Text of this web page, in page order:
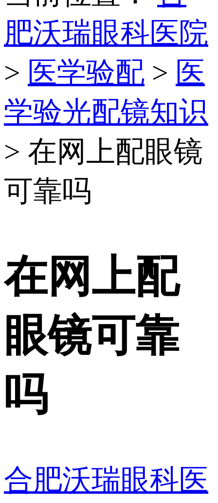
肥沃瑞眼科医院
> 医学验配 > 医
学验光配镜知识
> 在网上配眼镜
可靠吗
在网上配
眼镜可靠
吗
合肥沃瑞眼科医